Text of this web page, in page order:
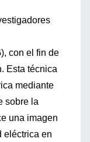
con el fin de
Esta técnica
mediante
sobre la
una imagen
eléctrica en